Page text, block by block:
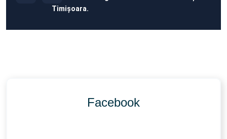
Timișoara.
Facebook